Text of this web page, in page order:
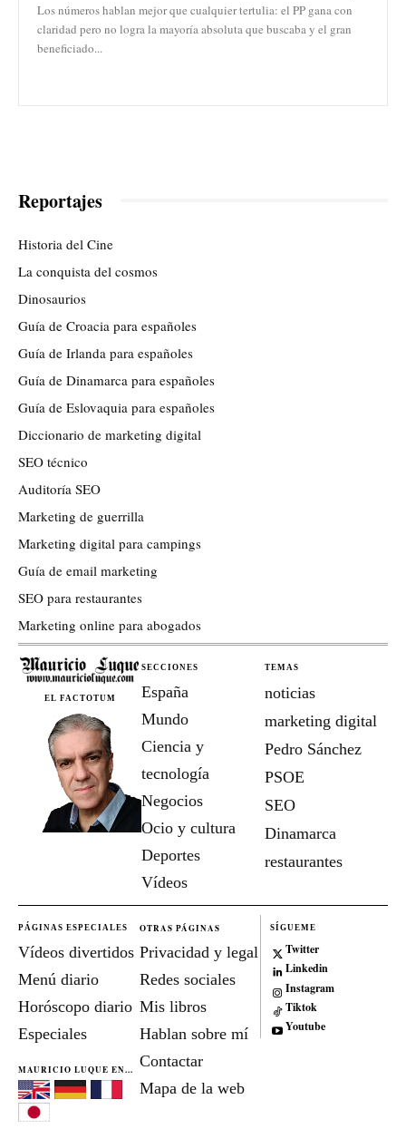
Los números hablan mejor que cualquier tertulia: el PP gana con
claridad pero no logra la mayoría absoluta que buscaba y el gran
beneficiado...
Reportajes
Historia del Cine
La conquista del cosmos
Dinosaurios
Guía de Croacia para españoles
Guía de Irlanda para españoles
Guía de Dinamarca para españoles
Guía de Eslovaquia para españoles
Diccionario de marketing digital
SEO técnico
Auditoría SEO
Marketing de guerrilla
Marketing digital para campings
Guía de email marketing
SEO para restaurantes
Marketing online para abogados
EL FACTOTUM
SECCIONES
España
Mundo
Ciencia y
tecnología
Negocios
Ocio y cultura
Deportes
Vídeos
TEMAS
noticias
marketing digital
Pedro Sánchez
PSOE
SEO
Dinamarca
restaurantes
PÁGINAS ESPECIALES
Vídeos divertidos
Menú diario
Horóscopo diario
Especiales
MAURICIO LUQUE EN...
OTRAS PÁGINAS
Privacidad y legal
Redes sociales
Mis libros
Hablan sobre mí
Contactar
Mapa de la web
SÍGUEME
Twitter
Linkedin
Instagram
Tiktok
Youtube